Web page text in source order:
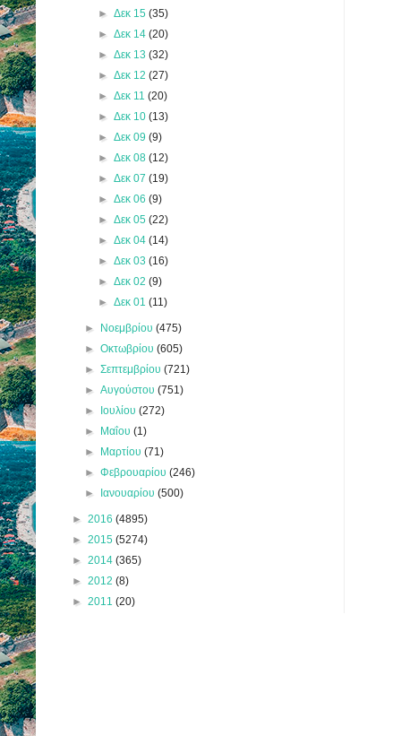
► Δεκ 15 (35)
► Δεκ 14 (20)
► Δεκ 13 (32)
► Δεκ 12 (27)
► Δεκ 11 (20)
► Δεκ 10 (13)
► Δεκ 09 (9)
► Δεκ 08 (12)
► Δεκ 07 (19)
► Δεκ 06 (9)
► Δεκ 05 (22)
► Δεκ 04 (14)
► Δεκ 03 (16)
► Δεκ 02 (9)
► Δεκ 01 (11)
► Νοεμβρίου(475)
►Οκτωβρίου(605)
►Σεπτεμβρίου(721)
►Αυγούστου(751)
► Ιουλίου(272)
► Μαΐου(1)
► Μαρτίου(71)
►Φεβρουαρίου(246)
► Ιανουαρίου(500)
► 2016 (4895)
► 2015 (5274)
► 2014 (365)
► 2012 (8)
► 2011 (20)